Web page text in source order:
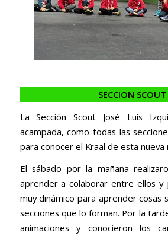
SECCION SCOUT
La Sección Scout José Luís
acampada, como todas las
para conocer el Kraal de esta nueva
El sábado por la mañana
aprender a colaborar entre ellos y
muy dinámico para aprender cosas
secciones que lo forman. Por la
animaciones y conocieron los